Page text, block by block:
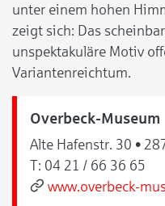
unter einem hohen
zeigt sich: Das
unspektakuläre Motiv
Variantenreichtum.
Overbeck-Museum
Alte Hafenstr. 30 •
T: 04 21 / 66 36 65
www.overbeck-